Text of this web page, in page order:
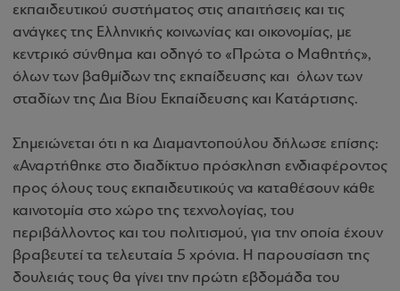
εκπαιδευτικού συστήματος στις απαιτήσεις και τις
ανάγκες της Ελληνικής κοινωνίας και οικονομίας, με
κεντρικό σύνθημα και οδηγό το «Πρώτα ο Μαθητής»,
όλων των βαθμίδων της εκπαίδευσης και όλων των
σταδίων της Δια Βίου Εκπαίδευσης και Κατάρτισης.
Σημειώνεται ότι η κα Διαμαντοπούλου δήλωσε επίσης:
«Αναρτήθηκε στο διαδίκτυο πρόσκληση ενδιαφέροντος
προς όλους τους εκπαιδευτικούς να καταθέσουν κάθε
καινοτομία στο χώρο της τεχνολογίας, του
περιβάλλοντος και του πολιτισμού, για την οποία έχουν
βραβευτεί τα τελευταία 5 χρόνια. Η παρουσίαση της
δουλειάς τους θα γίνει την πρώτη εβδομάδα του